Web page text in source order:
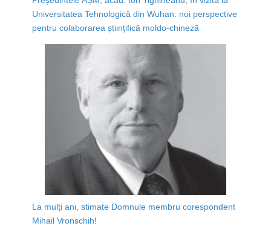
Universitatea Tehnologică din Wuhan: noi perspective
pentru colaborarea științifică moldo-chineză
La mulți ani, stimate Domnule membru corespondent
Mihail Vronschih!